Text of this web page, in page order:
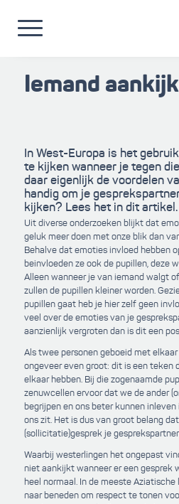
Iemand
In West-Europa is het
te kijken wanneer je tegen
daar eigenlijk de voordelen
handig om je
kijken? Lees het in dit artikel.
Uit diverse onderzoeken blijkt dat
geluk meer doen met onze blik dan
Behalve dat emoties invloed hebben
beinvloeden ze ook de pupillen, deze
Alleen wanneer je van iemand walgt
zullen de pupillen kleiner worden.
pupillen gaat heb je hier zelf geen
veel over de emoties van je
aanzienlijk vergroten dan is dit een
Als twee personen geboeid met
ongeveer even groot: dit is een teken
elkaar hebben. Bij die zogenaamde
zenuwcellen ervoor dat we de ander
begrijpen en ons beter kunnen
ons zit. Het is dus van groot belang
(sollicitatie)gesprek je
Waarbij westerlingen het ongepast
niet aankijkt wanneer er een gesprek
heel normaal. In de meeste
naar beneden om respect te tonen